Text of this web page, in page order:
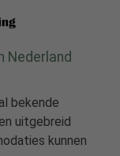
Nederland
bekende
uitgebreid
kunnen